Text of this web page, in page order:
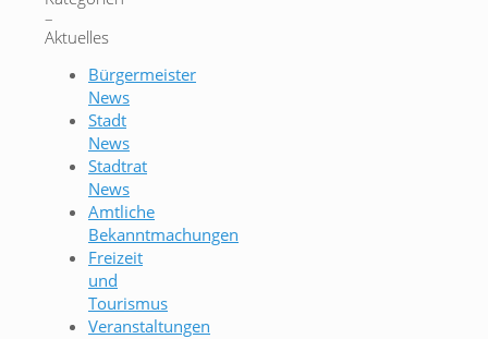
–
Aktuelles
Bürgermeister
News
Stadt
News
Stadtrat
News
Amtliche
Bekanntmachungen
Freizeit
und
Tourismus
Veranstaltungen